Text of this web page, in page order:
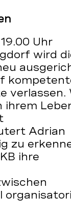
Uhr
wird
verlassen.
ihrem
Adrian
zu
ihre